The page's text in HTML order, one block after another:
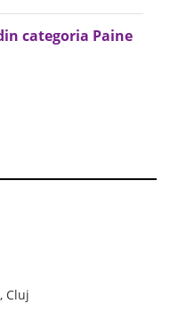
categoria Paine
Cluj